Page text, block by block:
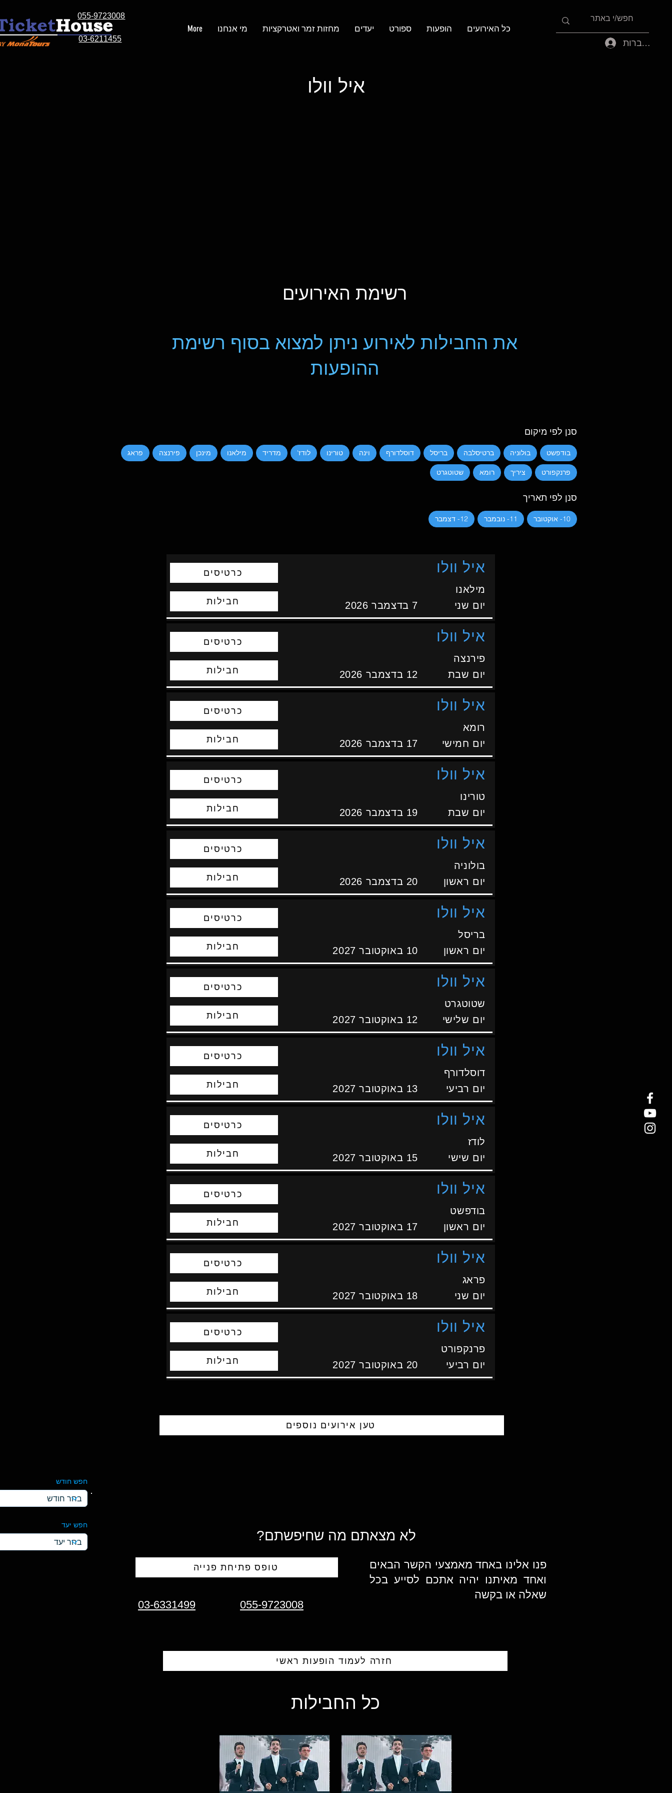
055-9723008
03-6211455
כל האירועים הופעות ספורט יעדים מחזות זמר ואטרקציות מי אנחנו
More
להתחברות
איל וולו
רשימת האירועים
את החבילות לאירוע ניתן למצוא בסוף רשימת
ההופעות
סנן לפי מיקום
בודפשט בולוניה ברטיסלבה בריסל דוסלדורף וינה טורינו לודז' מדריד מילאנו מינכן פירנצה פראג
פרנקפורט ציריך רומא שטוטגרט
סנן לפי תאריך
10- אוקטובר 11- נובמבר 12- דצמבר
כרטיסים
חבילות
איל וולו
מילאנו
יום שני
7 בדצמבר 2026
כרטיסים
חבילות
איל וולו
פירנצה
יום שבת
12 בדצמבר 2026
כרטיסים
חבילות
איל וולו
רומא
יום חמישי
17 בדצמבר 2026
כרטיסים
חבילות
איל וולו
טורינו
יום שבת
19 בדצמבר 2026
כרטיסים
חבילות
איל וולו
בולוניה
יום ראשון
20 בדצמבר 2026
כרטיסים
חבילות
איל וולו
בריסל
יום ראשון
10 באוקטובר 2027
כרטיסים
חבילות
איל וולו
שטוטגרט
יום שלישי
12 באוקטובר 2027
כרטיסים
חבילות
איל וולו
דוסלדורף
יום רביעי
13 באוקטובר 2027
כרטיסים
חבילות
איל וולו
לודז
יום שישי
15 באוקטובר 2027
כרטיסים
חבילות
איל וולו
בודפשט
יום ראשון
17 באוקטובר 2027
כרטיסים
חבילות
איל וולו
פראג
יום שני
18 באוקטובר 2027
כרטיסים
חבילות
איל וולו
פרנקפורט
יום רביעי
20 באוקטובר 2027
טען אירועים נוספים
חפש חודש
חפש יעד
לא מצאתם מה שחיפשתם?
טופס פתיחת פנייה
03-6331499 055-9723008
פנו אלינו באחד מאמצעי הקשר הבאים
ואחד מאיתנו יהיה אתכם לסייע בכל
שאלה או בקשה
חזרה לעמוד הופעות ראשי
כל החבילות